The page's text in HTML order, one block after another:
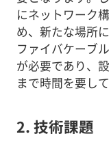
にネットワーク
め、新たな場所
ファイバケーブ
が必要であり、
まで時間を要し
2. 技術課題